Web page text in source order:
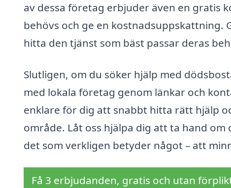
av dessa företag erbjuder även en gratis
behövs och ge en
hitta den tjänst som bäst passar deras
Slutligen, om du söker hjälp med
med lokala företag genom länkar och
enklare för dig att snabbt hitta rätt hjälp
område. Låt oss hjälpa dig att ta hand
det som verkligen betyder något – att
Få 3 erbjudanden, gratis och utan